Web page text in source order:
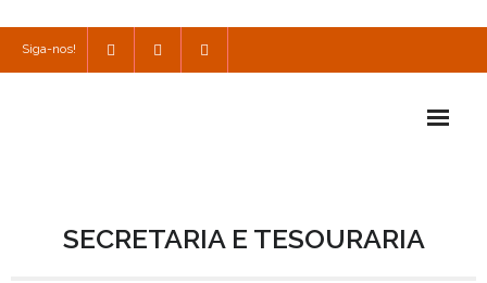
Siga-nos!
Escola
SECRETARIA E TESOURARIA